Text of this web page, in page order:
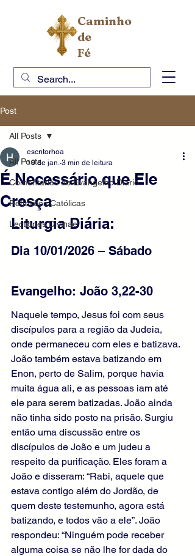
Caminho
de
Fé
Post
All Posts
Comentários do Evangelho Diário
Reflexões Católicas
Lectiones Divinae
All Posts
É Necessário que Ele
Cresça
escritorhoa
10 de jan. 3 min de leitura
Liturgia Diária:
Dia 10/01/2026 – Sábado
Evangelho: João 3,22-30
Naquele tempo, Jesus foi com seus
discípulos para a região da Judeia,
onde permaneceu com eles e batizava.
João também estava batizando em
Enon, perto de Salim, porque havia
muita água ali, e as pessoas iam até
ele para serem batizadas. João ainda
não tinha sido posto na prisão. Surgiu
então uma discussão entre os
discípulos de João e um judeu a
respeito da purificação. Eles foram a
João e disseram: “Rabi, aquele que
estava contigo além do Jordão, de
quem deste testemunho, agora está
batizando, e todos vão a ele”. João
respondeu: “Ninguém pode receber
alguma coisa se não lhe for dada do